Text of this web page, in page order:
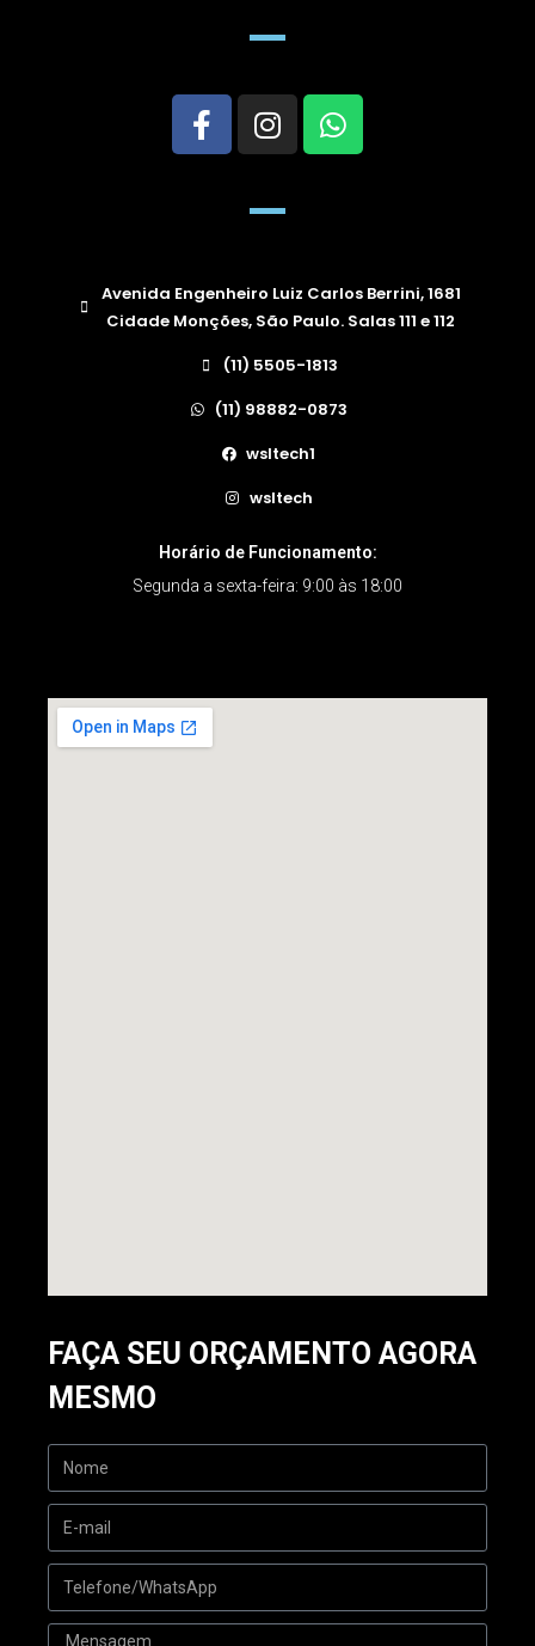
Avenida Engenheiro Luiz Carlos Berrini, 1681
Cidade Monções, São Paulo. Salas 111 e 112
(11) 5505-1813
(11) 98882-0873
wsltech1
wsltech
Horário de Funcionamento:
Segunda a sexta-feira: 9:00 às 18:00
FAÇA SEU ORÇAMENTO AGORA
MESMO